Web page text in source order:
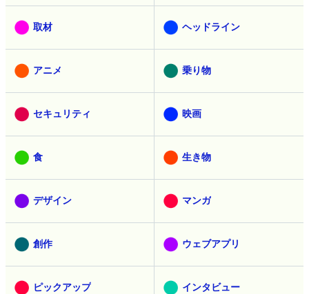
取材 ヘッドライン
アニメ 乗り物
セキュリティ 映画
食 生き物
デザイン マンガ
創作 ウェブアプリ
ピックアップ インタビュー